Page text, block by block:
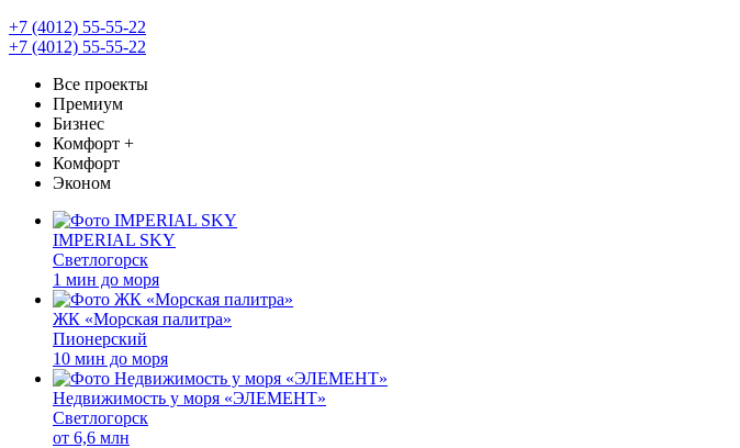
+7 (4012) 55-55-22
+7 (4012) 55-55-22
Все проекты
Премиум
Бизнес
Комфорт +
Комфорт
Эконом
IMPERIAL SKY
Светлогорск
1 мин до моря
ЖК «Морская палитра»
Пионерский
10 мин до моря
Недвижимость у моря «ЭЛЕМЕНТ»
Светлогорск
от 6,6 млн